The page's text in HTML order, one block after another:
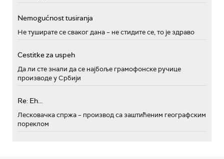
Nemogućnost tusiranja
Не туширате се сваког дана – не стидите се, то је здраво
Cestitke za uspeh
Да ли сте знали да се најбоље грамофонске ручице
производе у Србији
Re: Eh...
Лесковачка спржа – производ са заштићеним географским
пореклом